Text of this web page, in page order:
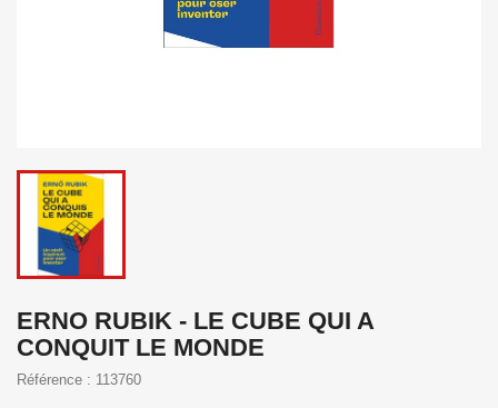
ERNO RUBIK - LE CUBE QUI A
CONQUIT LE MONDE
Référence : 113760